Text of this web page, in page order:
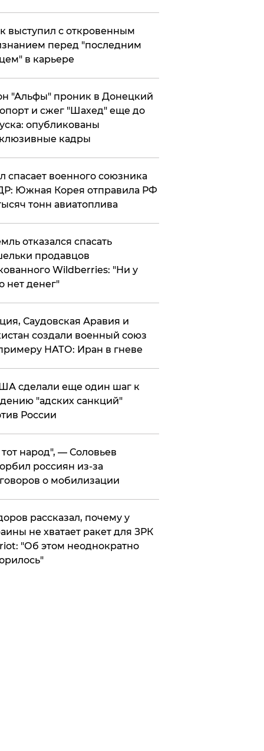
выступил с откровенным
перед "последним
в карьере
"Альфы" проник в Донецкий
и сжег "Шахед" еще до
опубликованы
кадры
спасает военного союзника
Южная Корея отправила РФ
тонн авиатоплива
отказался спасать
продавцов
Wildberries: "Ни у
нет денег"
Саудовская Аравия и
создали военный союз
НАТО: Иран в гневе
сделали еще один шаг к
"адских санкций"
России
народ", — Соловьев
россиян из-за
о мобилизации
рассказал, почему у
не хватает ракет для ЗРК
"Об этом неоднократно